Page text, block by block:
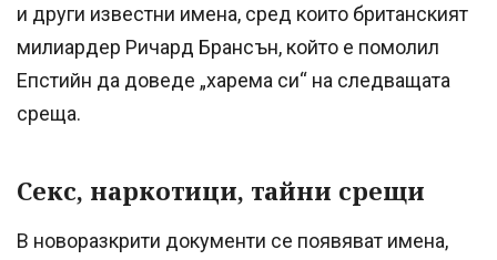
и други известни имена, сред които британският
милиардер Ричард Брансън, който е помолил
Епстийн да доведе „харема си“ на следващата
среща.
Секс, наркотици, тайни срещи
В новоразкрити документи се появяват имена,